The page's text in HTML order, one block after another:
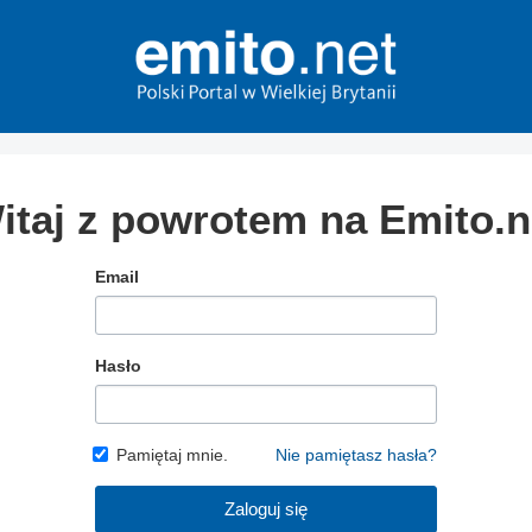
z powrotem na
Email
Hasło
Pamiętaj mnie. Nie pamiętasz hasła?
Zaloguj się